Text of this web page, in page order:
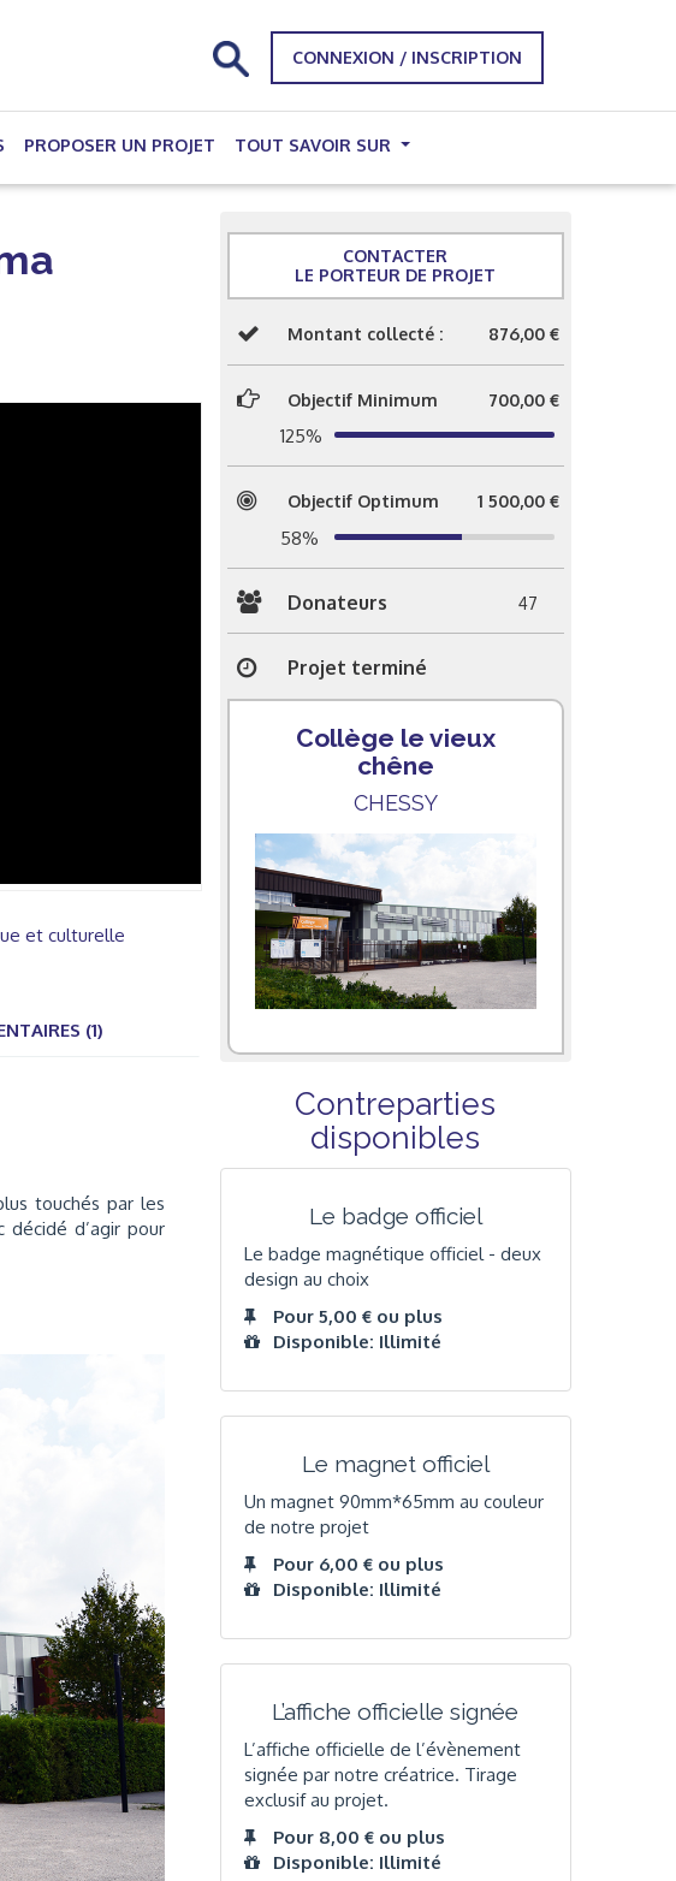
CONNEXION / INSCRIPTION
PROPOSER UN PROJET TOUT SAVOIR SUR
et culturelle
(1)
touchés par les
d’agir pour
CONTACTER
LE PORTEUR DE PROJET
Montant collecté : 876,00 €
Objectif Minimum 700,00 €
125%
Objectif Optimum 1 500,00 €
58%
Donateurs 47
Projet terminé
Collège le vieux
chêne
CHESSY
Contreparties
disponibles
Le badge officiel
Le badge magnétique officiel - deux
design au choix
Pour 5,00 € ou plus
Disponible: Illimité
Le magnet officiel
Un magnet 90mm*65mm au couleur
de notre projet
Pour 6,00 € ou plus
Disponible: Illimité
L’affiche officielle signée
L’affiche officielle de l’évènement
signée par notre créatrice. Tirage
exclusif au projet.
Pour 8,00 € ou plus
Disponible: Illimité